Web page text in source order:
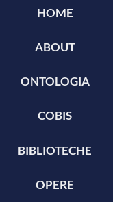
HOME
ABOUT
ONTOLOGIA
COBIS
BIBLIOTECHE
OPERE